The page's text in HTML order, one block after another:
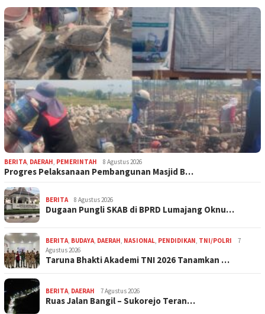
BERITA, DAERAH, PEMERINTAH 8 Agustus 2026
Progres Pelaksanaan Pembangunan Masjid B…
BERITA 8 Agustus 2026
Dugaan Pungli SKAB di BPRD Lumajang Oknu…
BERITA, BUDAYA, DAERAH, NASIONAL, PENDIDIKAN, TNI/POLRI
7
Agustus 2026
Taruna Bhakti Akademi TNI 2026 Tanamkan …
BERITA, DAERAH 7 Agustus 2026
Ruas Jalan Bangil – Sukorejo Teran…